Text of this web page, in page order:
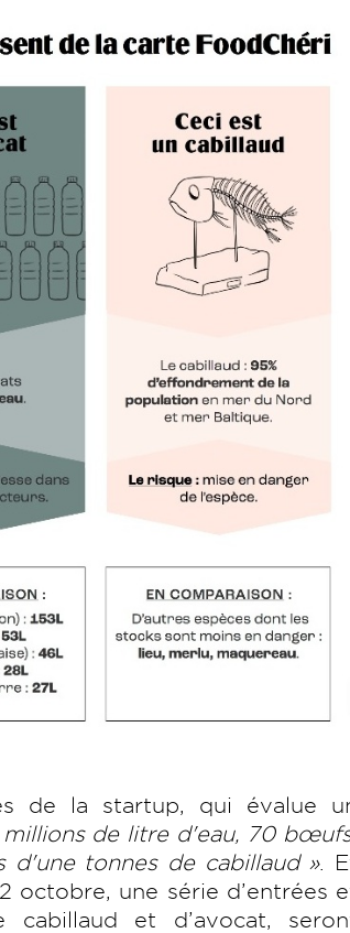
de la startup, qui évalue
de litre d'eau, 70
d'une tonnes de cabillaud ».
octobre, une série d’entrées
et d’avocat,